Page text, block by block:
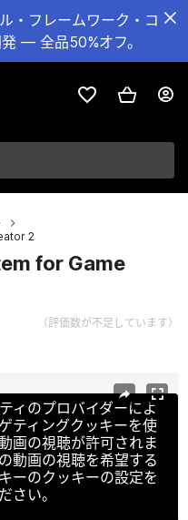
・フレームワーク・コ
— 全品50%オフ。
2
for Game
（評価数が不足しています）
ィのプロバイダーによ
ティングクッキーを使
画の視聴が許可されま
動画の視聴を希望する
ーのクッキーの設定を
さい。